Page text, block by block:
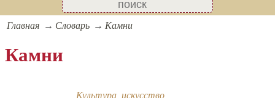
Главная Словарь Камни
Камни
Культура, искусство